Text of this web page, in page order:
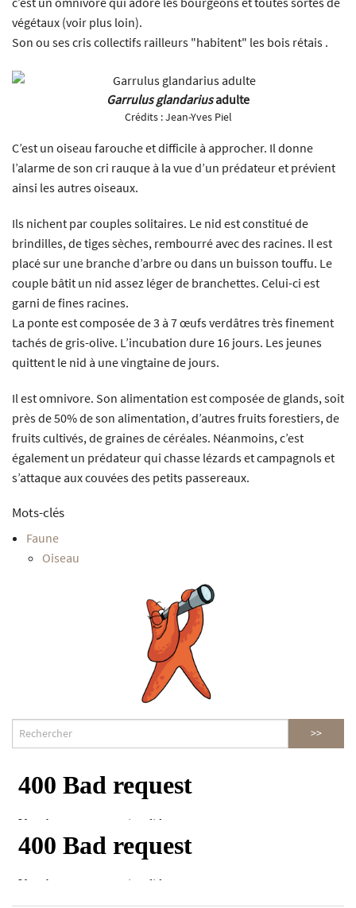
végétaux (voir plus loin).
Son ou ses cris collectifs railleurs "habitent" les bois rétais .
Garrulus glandariusadulte
Crédits :Jean-Yves Piel
C’est un oiseau farouche et difficile à approcher. Il donne
l’alarme de son cri rauque à la vue d’un prédateur et prévient
ainsi les autres oiseaux.
Ils nichent par couples solitaires. Le nid est constitué de
brindilles, de tiges sèches, rembourré avec des racines. Il est
placé sur une branche d’arbre ou dans un buisson touffu. Le
couple bâtit un nid assez léger de branchettes. Celui-ci est
garni de fines racines.
La ponte est composée de 3 à 7 œufs verdâtres très finement
tachés de gris-olive. L’incubation dure 16 jours. Les jeunes
quittent le nid à une vingtaine de jours.
Il est omnivore. Son alimentation est composée de glands, soit
près de 50% de son alimentation, d’autres fruits forestiers, de
fruits cultivés, de graines de céréales. Néanmoins, c’est
également un prédateur qui chasse lézards et campagnols et
s’attaque aux couvées des petits passereaux.
Mots-clés
Faune
Oiseau